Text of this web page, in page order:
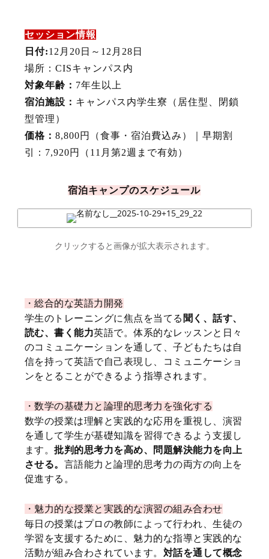
セッション情報
日付:12月20日～12月28日
場所：CISキャンパス内
対象年齢： 7年生以上
宿泊施設： キャンパス内学生寮（居住型、閉鎖
型管理）
価格： 8,800円（食事・宿泊費込み）｜早期割
引：7,920円（11月第2週まで有効）
宿泊キャンプのスケジュール
クリックすると画像が拡大表示されます。
・総合的な英語力開発
学生のトレーニングに焦点を当てる 聞く、話す、
読む、書く能力英語で。体系的なレッスンと日々
のコミュニケーションを通して、子どもたちは自
信を持って英語で自己表現し、コミュニケーショ
ンをとることができるよう指導されます。
・数学の基礎力と論理的思考力を強化する
数学の授業は理解と実践的な応用を重視し、演習
を通して学生が基礎知識を習得できるよう支援し
ます。批判的思考力を高め、問題解決能力を向上
させる。 言語能力と論理的思考力の両方の向上を
促進する。
・ 魅力的な授業と実践的な演習の組み合わせ
毎日の授業はプロの教師によって行われ、生徒の
学習を支援するために、魅力的な指導と実践的な
活動が組み合わされています。 対話を通して概念